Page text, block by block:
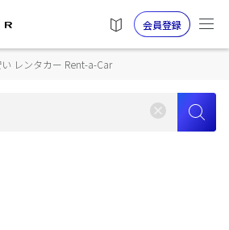
会員登録
レンタカー Rent-a-Car